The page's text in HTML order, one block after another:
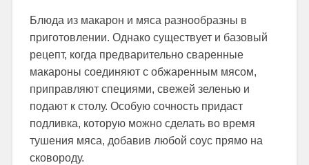
Блюда из макарон и мяса разнообразны в
приготовлении. Однако существует и базовый
рецепт, когда предварительно сваренные
макароны соединяют с обжаренным мясом,
приправляют специями, свежей зеленью и
подают к столу. Особую сочность придаст
подливка, которую можно сделать во время
тушения мяса, добавив любой соус прямо на
сковороду.